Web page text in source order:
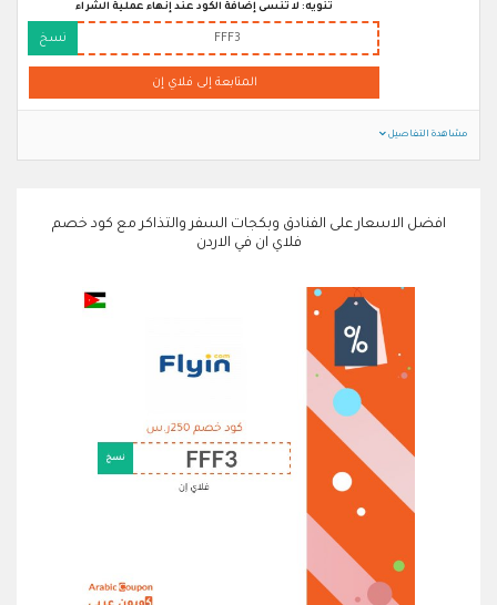
تنويه: لا تنسى إضافة الكود عند إنهاء عملية الشراء
FFF3 نسخ
المتابعة إلى فلاي إن
مشاهدة التفاصيل
افضل الاسعار على الفنادق وبكجات السفر والتذاكر مع كود خصم
فلاي ان في الاردن